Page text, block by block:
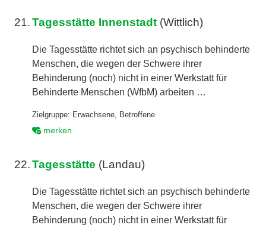
21. Tagesstätte Innenstadt (Wittlich)
Die Tagesstätte richtet sich an psychisch behinderte
Menschen, die wegen der Schwere ihrer
Behinderung (noch) nicht in einer Werkstatt für
Behinderte Menschen (WfbM) arbeiten …
Zielgruppe: Erwachsene, Betroffene
merken
22. Tagesstätte (Landau)
Die Tagesstätte richtet sich an psychisch behinderte
Menschen, die wegen der Schwere ihrer
Behinderung (noch) nicht in einer Werkstatt für